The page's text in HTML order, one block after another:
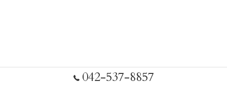
042-537-8857